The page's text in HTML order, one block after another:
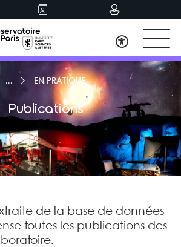
EN PRATIQUE
Publications
de la base de données
toutes les publications des